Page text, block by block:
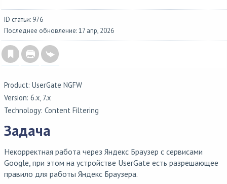
ID статьи: 976
Последнее обновление: 17 апр, 2026
Product: UserGate NGFW
Version: 6.x, 7.x
Technology: Content Filtering
Задача
Некорректная работа через Яндекс Браузер с сервисами
Google, при этом на устройстве UserGate есть разрешающее
правило для работы Яндекс Браузера.